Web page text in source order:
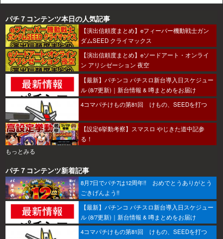
パチ７コンテンツ本日の人気記事
【演出信頼度まとめ】eフィーバー機動戦士ガン
ダムSEED クライマックス
【演出信頼度まとめ】eソードアート・オンライ
ン アリシゼーション 夜空
【最新】パチンコ パチスロ新台導入日スケジュー
ル (8/7更新)｜新台情報 & 噂まとめをお届け
4コマパチけもの第81回 けもの、SEEDを打つ
【設定6挙動考察】スマスロ やじきた道中記参
る！
もっとみる
パチ７コンテンツ新着記事
8月7日でパチ7は12周年!! おめでとうありがとう
ごきげんよう!!
【最新】パチンコ パチスロ新台導入日スケジュー
ル (8/7更新)｜新台情報 & 噂まとめをお届け
4コマパチけもの第81回 けもの、SEEDを打つ